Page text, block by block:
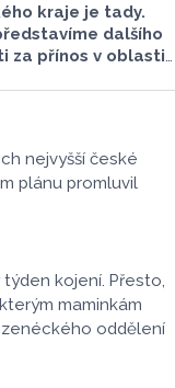
kraje je tady.
dalšího
za přínos v oblasti
nominován
životního
nejvyšší české
plánu promluvil
kojení. Přesto,
maminkám
oddělení